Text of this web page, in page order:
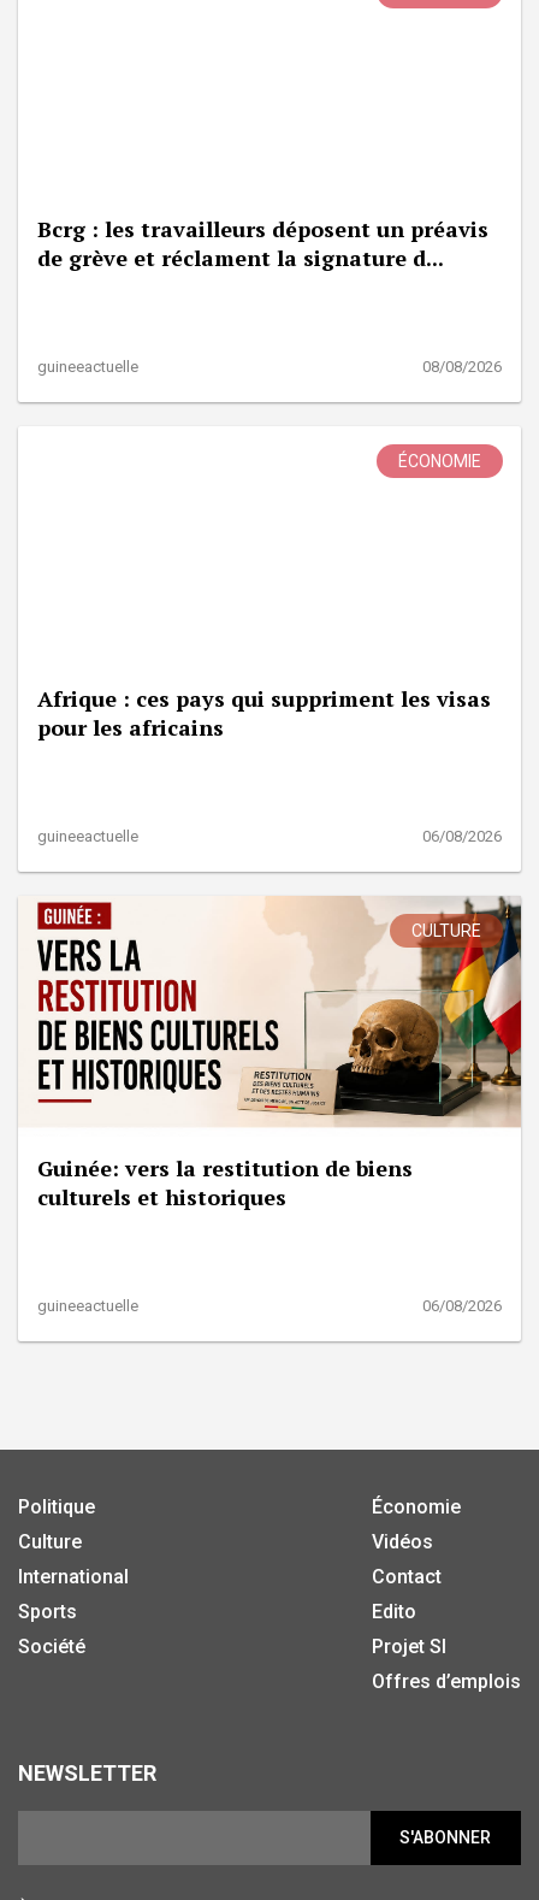
Bcrg : les travailleurs déposent un préavis
de grève et réclament la signature d...
guineeactuelle 08/08/2026
ÉCONOMIE
Afrique : ces pays qui suppriment les visas
pour les africains
guineeactuelle 06/08/2026
CULTURE
Guinée: vers la restitution de biens
culturels et historiques
guineeactuelle 06/08/2026
Politique
Culture
International
Sports
Société
Économie
Vidéos
Contact
Edito
Projet SI
Offres d’emplois
NEWSLETTER
S'ABONNER